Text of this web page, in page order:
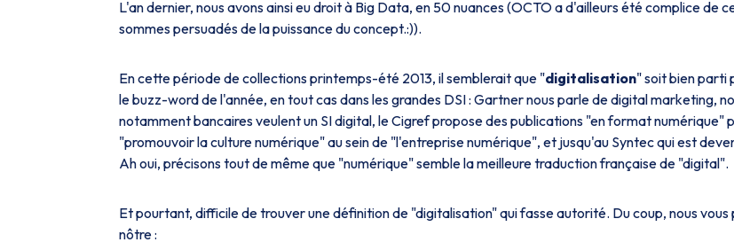
L'an dernier, nous avons ainsi eu droit à Big Data, en 50 nuances (OCTO a d'ailleurs été complice de
sommes persuadés de la puissance du concept.:)).
En cette période de collections printemps-été 2013, il semblerait que "digitalisation" soit bien parti
le buzz-word de l'année, en tout cas dans les grandes DSI : Gartner nous parle de digital marketing,
notamment bancaires veulent un SI digital, le Cigref propose des publications "en format numérique"
"promouvoir la culture numérique" au sein de "l'entreprise numérique", et jusqu'au Syntec qui est
Ah oui, précisons tout de même que "numérique" semble la meilleure traduction française de "digital".
Et pourtant, difficile de trouver une définition de "digitalisation" qui fasse autorité. Du coup, nous vous
nôtre :